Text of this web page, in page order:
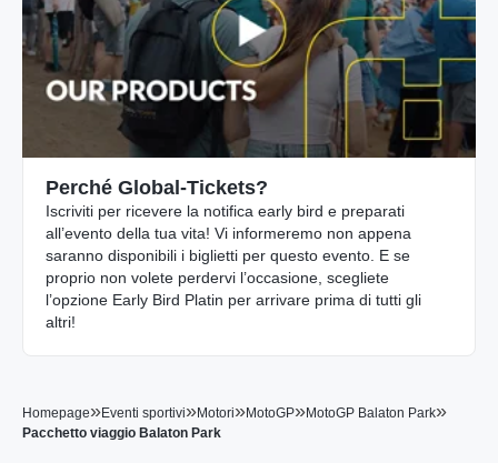
Perché Global-Tickets?
Iscriviti per ricevere la notifica early bird e preparati
all’evento della tua vita! Vi informeremo non appena
saranno disponibili i biglietti per questo evento. E se
proprio non volete perdervi l’occasione, scegliete
l’opzione Early Bird Platin per arrivare prima di tutti gli
altri!
Homepage»Eventi sportivi»Motori»MotoGP»MotoGP Balaton Park»
Pacchetto viaggio Balaton Park